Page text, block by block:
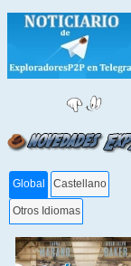
Global Castellano
Otros Idiomas